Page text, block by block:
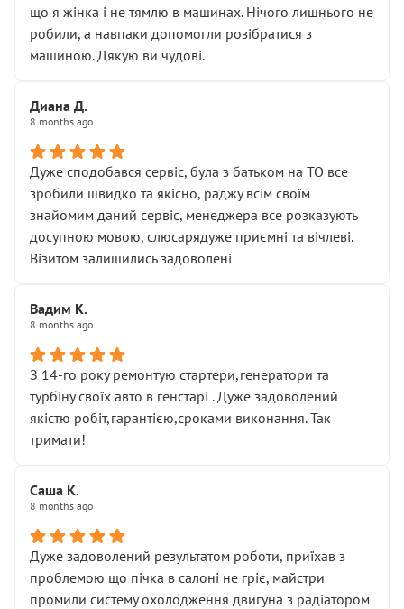
що я жінка і не тямлю в машинах. Нічого лишнього не
робили, а навпаки допомогли розібратися з
машиною. Дякую ви чудові.
Диана Д.
8 months ago
Дуже сподобався сервіс, була з батьком на ТО все
зробили швидко та якісно, раджу всім своїм
знайомим даний сервіс, менеджера все розказують
досупною мовою, слюсарядуже приємні та вічлеві.
Візитом залишились задоволені
Вадим К.
8 months ago
З 14-го року ремонтую стартери,генератори та
турбіну своїх авто в генстарі . Дуже задоволений
якістю робіт,гарантією,сроками виконання. Так
тримати!
Саша К.
8 months ago
Дуже задоволений результатом роботи, приїхав з
проблемою що пічка в салоні не гріє, майстри
промили систему охолодження двигуна з радіатором